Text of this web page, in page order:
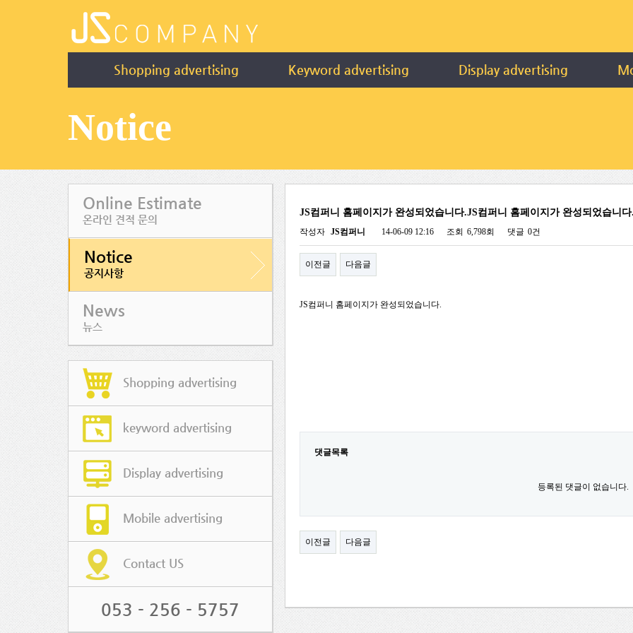
Shopping advertising Keyword advertising Display advertising
Notice
Online Estimate
온라인 견적 문의
Notice
공지사항
News
뉴스
Shopping advertising
keyword advertising
Display advertising
Mobile advertising
Contact US
053 - 256 - 5757
JS컴퍼니 홈페이지가 완성되었습니다.JS컴퍼니 홈페이지가 완성되었습니다
작성자 JS컴퍼니 14-06-09 12:16 조회 6,798회 댓글 0건
이전글 다음글
JS컴퍼니 홈페이지가 완성되었습니다.
댓글목록
등록된 댓글이 없습니다.
이전글 다음글